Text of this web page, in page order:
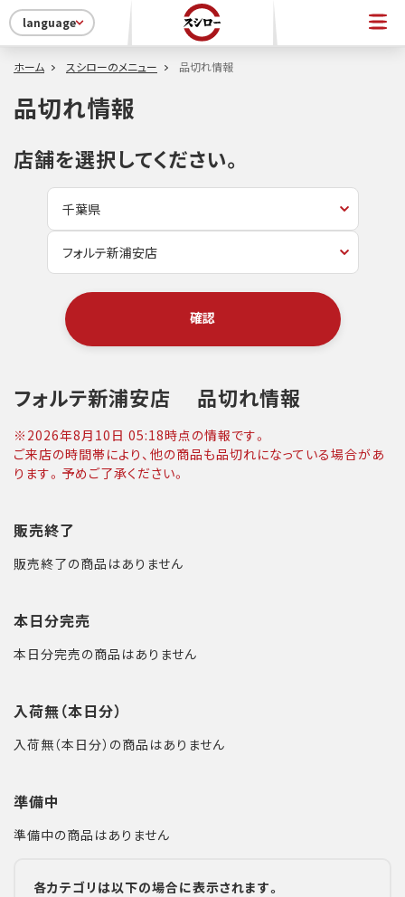
language
ホーム スシローのメニュー 品切れ情報
品切れ情報
店舗を選択してください。
確認
フォルテ新浦安店 品切れ情報
※ 2026年8月10日 05:18時点の情報です。
ご来店の時間帯により、他の商品も品切れになっている場合があ
ります。予めご了承ください。
販売終了
販売終了の商品はありません
本日分完売
本日分完売の商品はありません
入荷無（本日分）
入荷無（本日分）の商品はありません
準備中
準備中の商品はありません
各カテゴリは以下の場合に表示されます。